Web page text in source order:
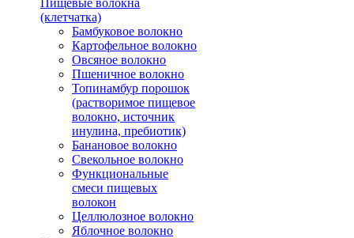
(клетчатка)
Бамбуковое волокно
Картофельное волокно
Овсяное волокно
Пшеничное волокно
Топинамбур порошок
(растворимое пищевое
волокно, источник
инулина, пребиотик)
Банановое волокно
Свекольное волокно
Функциональные
смеси пищевых
волокон
Целлюлозное волокно
Яблочное волокно